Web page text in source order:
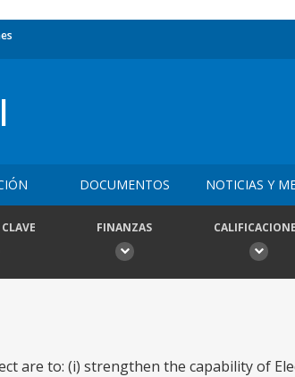
DOCUMENTOS NOTICIAS Y
FINANZAS
are to: (i) strengthen the capability of